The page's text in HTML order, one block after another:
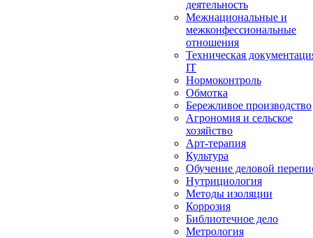
деятельность
Межнациональные и
межконфессиональные
отношения
Техническая
IT
Нормоконтроль
Обмотка
Бережливое производство
Агрономия и сельское
хозяйство
Арт-терапия
Культура
Обучение деловой
Нутрициология
Методы изоляции
Коррозия
Библиотечное дело
Метрология